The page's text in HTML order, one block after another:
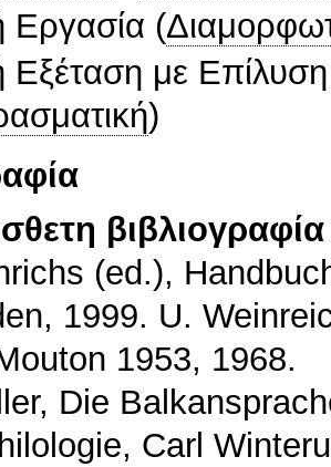
Εργασία (
Εξέταση με
)
βιβλιογραφία
(ed.),
1999. U.
1953, 1968.
Die
Carl